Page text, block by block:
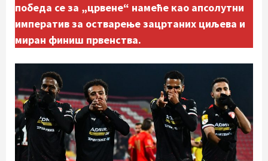
победа се за „црвене“ намеће као апсолутни
императив за остварење зацртаних циљева и
миран финиш првенства.